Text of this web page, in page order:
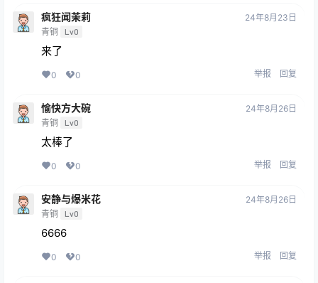
疯狂闻茉莉
青铜 Lv0
24年8月23日
来了
0 0 举报 回复
愉快方大碗
青铜 Lv0
24年8月26日
太棒了
0 0 举报 回复
安静与爆米花
青铜 Lv0
24年8月26日
6666
0 0 举报 回复